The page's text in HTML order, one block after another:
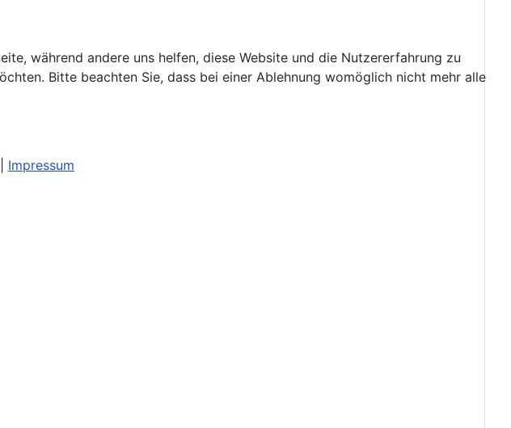
während andere uns helfen, diese Website und die Nutzererfahrung zu
Bitte beachten Sie, dass bei einer Ablehnung womöglich nicht mehr alle
Impressum